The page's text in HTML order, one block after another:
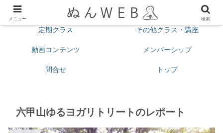
プロフィール 今月の予定
定期クラス その他クラス・講座
動画コンテンツ メンバーシップ
問合せ トップ
六甲山ゆるヨガリトリートのレポート
メニュー 検索